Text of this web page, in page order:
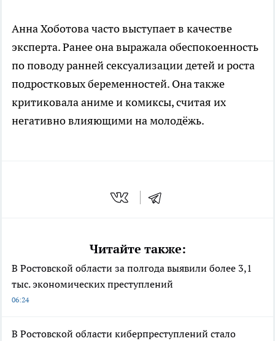
Анна Хоботова часто выступает в качестве
эксперта. Ранее она выражала обеспокоенность
по поводу ранней сексуализации детей и роста
подростковых беременностей. Она также
критиковала аниме и комиксы, считая их
негативно влияющими на молодёжь.
Читайте также:
В Ростовской области за полгода выявили более 3,1
тыс. экономических преступлений
06:24
В Ростовской области киберпреступлений стало